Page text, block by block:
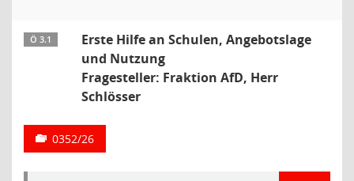
Ö 3.1
Erste Hilfe an Schulen, Angebotslage
und Nutzung
Fragesteller: Fraktion AfD, Herr
Schlösser
0352/26